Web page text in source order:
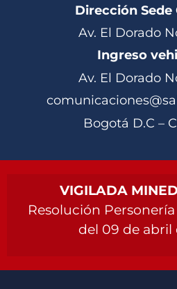
Dirección Sede
Av. El Dorado
Ingreso
Av. El Dorado
Bogotá D.C –
VIGILADA
Resolución
del 09 de abril